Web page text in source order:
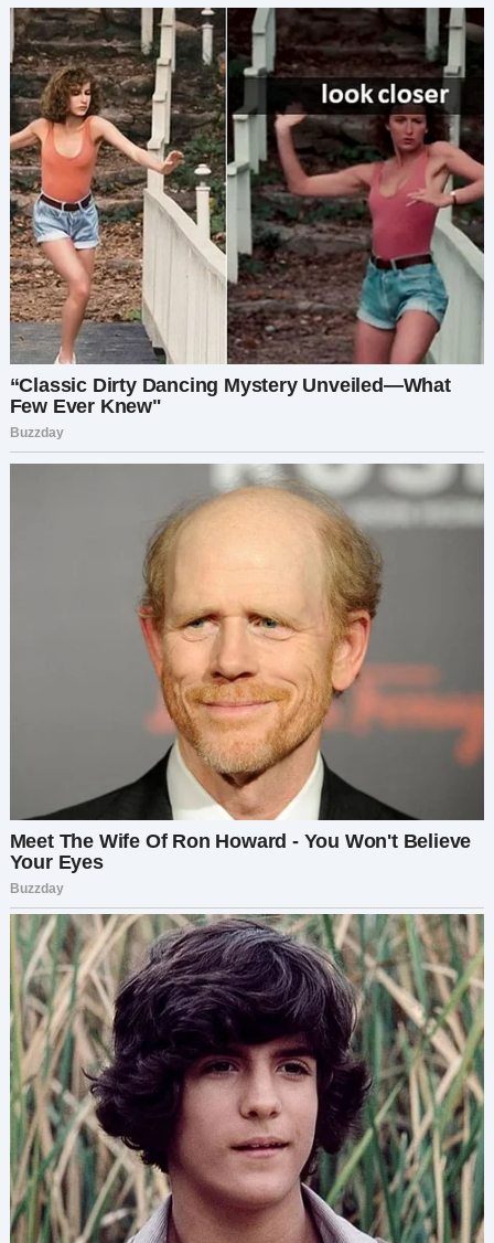
волокита и тяжелые разговоры. Я стояла на
своем. Мой адвокат посоветовал мне все
фиксировать письменно, документировать
каждый случай его поведения и оставаться
спокойной и рациональной, как бы больно ни
было.
«Я делаю это для себя. Для своих детей», —
шептала я себе каждый день. «Я заслуживаю
мира. Я заслуживаю счастья».
Я подала на раздельное проживание. Это было
нелегко, но это был правильный поступок. Я не
не могла больше тащить своих детей через
весь этот кошмар.
Первая очная встреча была жестокой. Он
появился у дома со слезами на глазах, умоляя
принять его обратно. Он обещал, что все будет
по-другому. Он обещал, что изменится. Но
теперь я была другой. Сильнее. Мудрее. Я
обрела свой голос, и я не собиралась
позволить ему снова заставить меня
«Прости, Борис, но все кончено», — сказала я,
твердо стоя на своем. «Дело больше не в тебе.
Дело во мне и моих детях. Мы не можем так
продолжать».
Его лицо исказилось от гнева, затем от вины. «Я
никогда не хотел причинить тебе боль, Аня», —
сказал он дрожащим голосом. «Я просто
потерялся».
«Ты причинял мне боль каждый день», —
сказала я ровным голосом, несмотря на
подступающие слезы. «Но с меня хватит. С
нами покончено».
Процесс развода был нелегким. Были моменты
сомнений, моменты, когда хотелось сломаться
и сдаться. Но потом я думала о своих детях. Я
думала о жизни, которую хотела построить, о